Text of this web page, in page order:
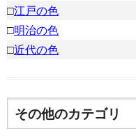
□江戸の色
□明治の色
□近代の色
その他のカテゴリ